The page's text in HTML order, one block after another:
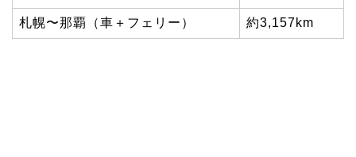
札幌〜那覇（車＋フェリー） 約3,157km